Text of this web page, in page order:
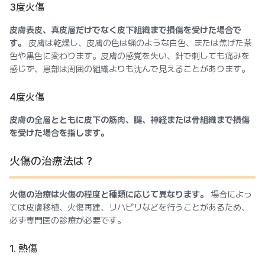
3度火傷
皮膚表皮、真皮層だけでなく皮下組織まで損傷を受けた場合で
す。
皮膚は乾燥し、皮膚の色は蝋のような白色、または焦げた茶
色や黒色に変わります。皮膚の感覚を失い、針で刺しても痛みを
感じず、患部は周囲の組織よりも沈んで見えることがあります。
4度火傷
皮膚の全層とともに皮下の筋肉、腱、神経または骨組織まで損傷
を受けた場合を指します。
火傷の治療法は？
火傷の治療は火傷の程度と種類に応じて異なります。
場合によっ
ては皮膚移植、火傷再建、リハビリなどを行うことがあるため、
必ず専門医の診療が必要です。
1. 熱傷